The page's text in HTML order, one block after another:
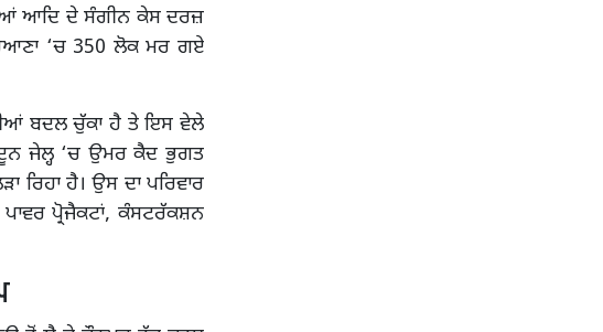
ਆਦਿ ਦੇ ਸੰਗੀਨ ਕੇਸ ਦਰਜ਼
‘ਚ 350 ਲੋਕ ਮਰ ਗਏ
ਬਦਲ ਚੁੱਕਾ ਹੈ ਤੇ ਇਸ ਵੇਲੇ
ਜੇਲ੍ਹ ‘ਚ ਉਮਰ ਕੈਦ ਭੁਗਤ
ਰਿਹਾ ਹੈ। ਉਸ ਦਾ ਪਰਿਵਾਰ
ਪ੍ਰੋਜੈਕਟਾਂ, ਕੰਸਟਰੱਕਸ਼ਨ